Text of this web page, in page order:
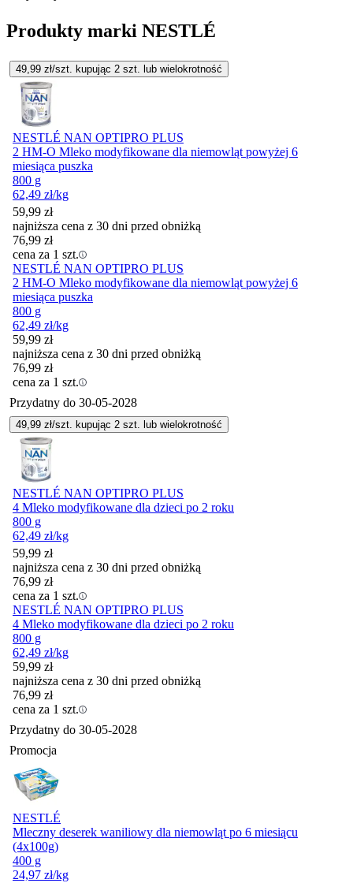
Produkty marki NESTLÉ
49,99 zł/szt. kupując 2 szt. lub wielokrotność
NESTLÉ NAN OPTIPRO PLUS
2 HM-O Mleko modyfikowane dla niemowląt powyżej 6
miesiąca puszka
800 g
62,49 zł/kg
59,99 zł
najniższa cena z 30 dni przed obniżką
76,99 zł
cena za 1 szt.
NESTLÉ NAN OPTIPRO PLUS
2 HM-O Mleko modyfikowane dla niemowląt powyżej 6
miesiąca puszka
800 g
62,49 zł/kg
59,99 zł
najniższa cena z 30 dni przed obniżką
76,99 zł
cena za 1 szt.
Przydatny do 30-05-2028
49,99 zł/szt. kupując 2 szt. lub wielokrotność
NESTLÉ NAN OPTIPRO PLUS
4 Mleko modyfikowane dla dzieci po 2 roku
800 g
62,49 zł/kg
59,99 zł
najniższa cena z 30 dni przed obniżką
76,99 zł
cena za 1 szt.
NESTLÉ NAN OPTIPRO PLUS
4 Mleko modyfikowane dla dzieci po 2 roku
800 g
62,49 zł/kg
59,99 zł
najniższa cena z 30 dni przed obniżką
76,99 zł
cena za 1 szt.
Przydatny do 30-05-2028
Promocja
NESTLÉ
Mleczny deserek waniliowy dla niemowląt po 6 miesiącu
(4x100g)
400 g
24,97 zł/kg